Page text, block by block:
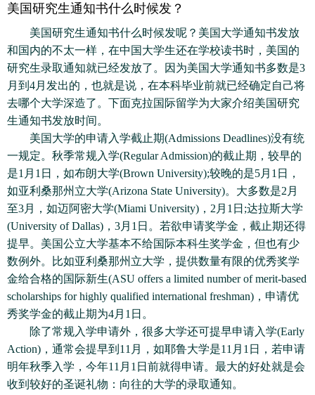
美国研究生通知书什么时候发？
美国研究生通知书什么时候发呢？美国大学通知书发放
和国内的不太一样，在中国大学生还在学校读书时，美国的
研究生录取通知就已经发放了。因为美国大学通知书多数是3
月到4月发出的，也就是说，在本科毕业前就已经确定自己将
去哪个大学深造了。下面克拉国际留学为大家介绍美国研究
生通知书发放时间。
美国大学的申请入学截止期(Admissions Deadlines)没有统
一规定。秋季常规入学(Regular Admission)的截止期，较早的
是1月1日，如布朗大学(Brown University);较晚的是5月1日，
如亚利桑那州立大学(Arizona State University)。大多数是2月
至3月，如迈阿密大学(Miami University)，2月1日;达拉斯大学
(University of Dallas)，3月1日。若欲申请奖学金，截止期还得
提早。美国公立大学基本不给国际本科生奖学金，但也有少
数例外。比如亚利桑那州立大学，提供数量有限的优秀奖学
金给合格的国际新生(ASU offers a limited number of merit-based
scholarships for highly qualified international freshman)，申请优
秀奖学金的截止期为4月1日。
除了常规入学申请外，很多大学还可提早申请入学(Early
Action)，通常会提早到11月，如耶鲁大学是11月1日，若申请
明年秋季入学，今年11月1日前就得申请。最大的好处就是会
收到较好的圣诞礼物：向往的大学的录取通知。